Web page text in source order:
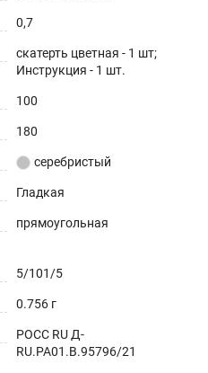
0,7
скатерть цветная - 1 шт;
Инструкция - 1 шт.
100
180
серебристый
Гладкая
прямоугольная
5/101/5
0.756 г
РОСС RU Д-
RU.РА01.В.95796/21